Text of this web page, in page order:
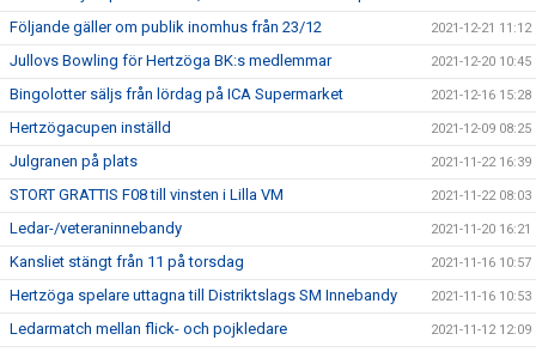
Följande gäller om publik inomhus från 23/12 2021-12-21 11:12
Jullovs Bowling för Hertzöga BK:s medlemmar 2021-12-20 10:45
Bingolotter säljs från lördag på ICA Supermarket 2021-12-16 15:28
Hertzögacupen inställd 2021-12-09 08:25
Julgranen på plats 2021-11-22 16:39
STORT GRATTIS F08 till vinsten i Lilla VM 2021-11-22 08:03
Ledar-/veteraninnebandy 2021-11-20 16:21
Kansliet stängt från 11 på torsdag 2021-11-16 10:57
Hertzöga spelare uttagna till Distriktslags SM Innebandy 2021-11-16 10:53
Ledarmatch mellan flick- och pojkledare 2021-11-12 12:09